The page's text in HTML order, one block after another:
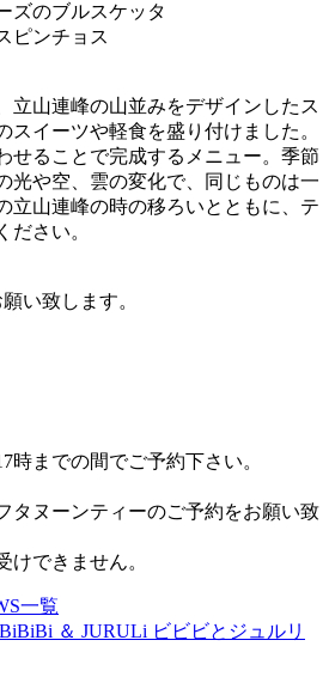
ズのブルスケッタ
ピンチョス
立山連峰の山並みをデザインしたス
スイーツや軽食を盛り付けました。
せることで完成するメニュー。季節
光や空、雲の変化で、同じものは一
立山連峰の時の移ろいとともに、テ
ださい。
い致します。
時までの間でご予約下さい。
タヌーンティーのご予約をお願い致
けできません。
一覧
BiBiBi ＆ JURULi ビビビとジュルリ